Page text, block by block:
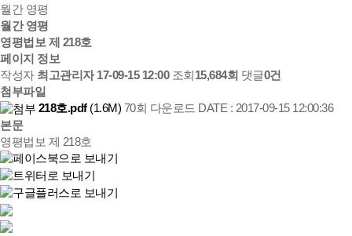
월간 영평
월간 영평
영평법보 제 218호
페이지 정보
작성자 최고관리자 17-09-15 12:00조회 15,684회 댓글0건
첨부파일
218호.pdf(1.6M) 70회 다운로드 DATE : 2017-09-15 12:00:36
본문
영평법보 제 218호